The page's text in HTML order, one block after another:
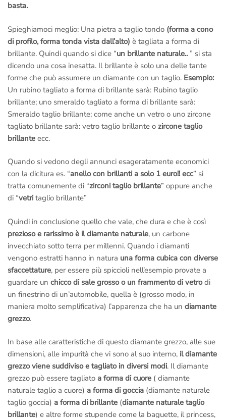
basta.
Spieghiamoci meglio: Una pietra a taglio tondo (forma a cono
di profilo, forma tonda vista dall’alto) è tagliata a forma di
brillante. Quindi quando si dice “un brillante naturale.. ” si sta
dicendo una cosa inesatta. Il brillante è solo una delle tante
forme che può assumere un diamante con un taglio. Esempio:
Un rubino tagliato a forma di brillante sarà: Rubino taglio
brillante; uno smeraldo tagliato a forma di brillante sarà:
Smeraldo taglio brillante; come anche un vetro o uno zircone
tagliato brillante sarà: vetro taglio brillante o zircone taglio
brillante ecc.
Quando si vedono degli annunci esageratamente economici
con la dicitura es. “anello con brillanti a solo 1 euro!! ecc” si
tratta comunemente di “zirconi taglio brillante” oppure anche
di “vetri taglio brillante”
Quindi in conclusione quello che vale, che dura e che è così
prezioso e rarissimo è il diamante naturale, un carbone
invecchiato sotto terra per millenni. Quando i diamanti
vengono estratti hanno in natura una forma cubica con diverse
sfaccettature, per essere più spiccioli nell’esempio provate a
guardare un chicco di sale grosso o un frammento di vetrodi
un finestrino di un’automobile, quella è (grosso modo, in
maniera molto semplificativa) l’apparenza che ha un diamante
grezzo.
In base alle caratteristiche di questo diamante grezzo, alle sue
dimensioni, alle impurità che vi sono al suo interno, il diamante
grezzo viene suddiviso e tagliato in diversi modi. Il diamante
grezzo può essere tagliato a forma di cuore ( diamante
naturale taglio a cuore) a forma di goccia (diamante naturale
taglio goccia) a forma di brillante (diamante naturale taglio
brillante) e altre forme stupende come la baguette, il princess,